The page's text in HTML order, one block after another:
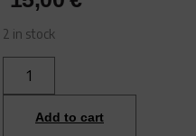
2 in stock
Add to cart